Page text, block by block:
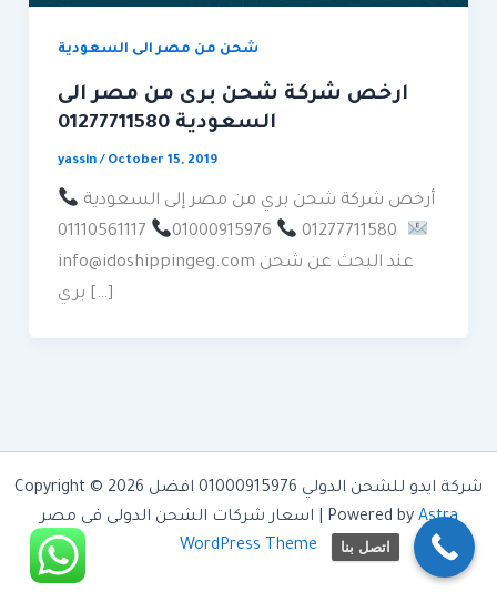
شحن من مصر الى السعودية
ارخص شركة شحن برى من مصر الى
السعودية 01277711580
yassin/ October 15, 2019
أرخص شركة شحن بري من مصر إلى السعودية
01277711580
info@idoshippingeg.com عند البحث عن شحن
بري […]
Copyright © 2026 شركة ايدو للشحن الدولي 01000915976 افضل
اسعار شركات الشحن الدولى فى مصر | Powered by Astra
WordPress Theme
اتصل بنا